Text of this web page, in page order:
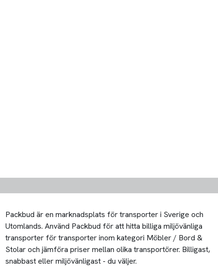
Packbud är en marknadsplats för transporter i Sverige och
Utomlands. Använd Packbud för att hitta billiga miljövänliga
transporter för transporter inom kategori Möbler / Bord &
Stolar och jämföra priser mellan olika transportörer. Billigast,
snabbast eller miljövänligast - du väljer.